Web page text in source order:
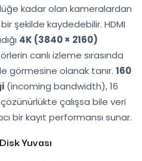
kadar olan kameralardan
şekilde kaydedebilir. HDMI
4K (3840 × 2160)
canlı izleme sırasında
görmesine olanak tanır. 160
(incoming bandwidth), 16
çalışsa bile veri
bir kayıt performansı sunar.
Yuvası